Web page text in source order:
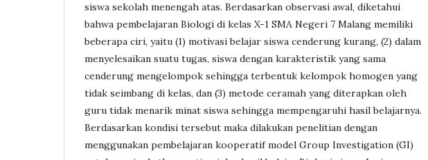
siswa sekolah menengah atas. Berdasarkan observasi awal, diketahui
bahwa pembelajaran Biologi di kelas X-1 SMA Negeri 7 Malang memiliki
beberapa ciri, yaitu (1) motivasi belajar siswa cenderung kurang, (2) dalam
menyelesaikan suatu tugas, siswa dengan karakteristik yang sama
cenderung mengelompok sehingga terbentuk kelompok homogen yang
tidak seimbang di kelas, dan (3) metode ceramah yang diterapkan oleh
guru tidak menarik minat siswa sehingga mempengaruhi hasil belajarnya.
Berdasarkan kondisi tersebut maka dilakukan penelitian dengan
menggunakan pembelajaran kooperatif model Group Investigation (GI)